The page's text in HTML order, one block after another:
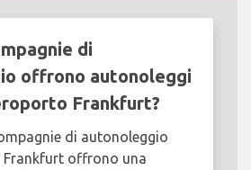
di
offrono autonoleggi
Frankfurt?
di autonoleggio
offrono una